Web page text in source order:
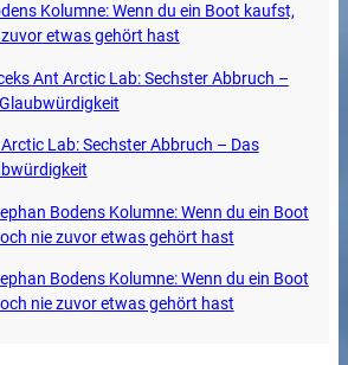
Kolumne: Wenn du ein Boot kaufst,
etwas gehört hast
Ant Arctic Lab: Sechster Abbruch –
Lab: Sechster Abbruch – Das
Bodens Kolumne: Wenn du ein Boot
nie zuvor etwas gehört hast
Bodens Kolumne: Wenn du ein Boot
nie zuvor etwas gehört hast